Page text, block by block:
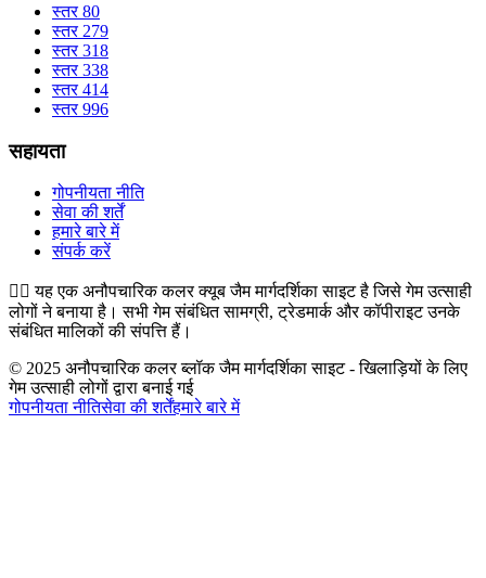
स्तर 80
स्तर 279
स्तर 318
स्तर 338
स्तर 414
स्तर 996
सहायता
गोपनीयता नीति
सेवा की शर्तें
हमारे बारे में
संपर्क करें
👉🏻यह एक अनौपचारिक कलर क्यूब जैम मार्गदर्शिका साइट है जिसे गेम उत्साही
लोगों ने बनाया है। सभी गेम संबंधित सामग्री, ट्रेडमार्क और कॉपीराइट उनके
संबंधित मालिकों की संपत्ति हैं।
© 2025 अनौपचारिक कलर ब्लॉक जैम मार्गदर्शिका साइट - खिलाड़ियों के लिए
गेम उत्साही लोगों द्वारा बनाई गई
गोपनीयता नीतिसेवा की शर्तेंहमारे बारे में